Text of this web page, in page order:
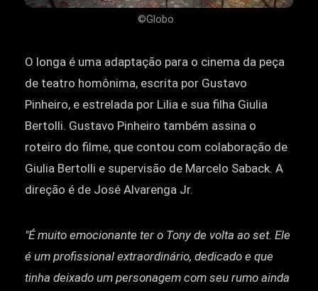
©Globo
O longa é uma adaptação para o cinema da peça
de teatro homônima, escrita por Gustavo
Pinheiro, e estrelada por Lilia e sua filha Giulia
Bertolli. Gustavo Pinheiro também assina o
roteiro do filme, que contou com colaboração de
Giulia Bertolli e supervisão de Marcelo Saback. A
direção é de José Alvarenga Jr.
"É muito emocionante ter o Tony de volta ao set. Ele
é um profissional extraordinário, dedicado e que
tinha deixado um personagem com seu rumo ainda